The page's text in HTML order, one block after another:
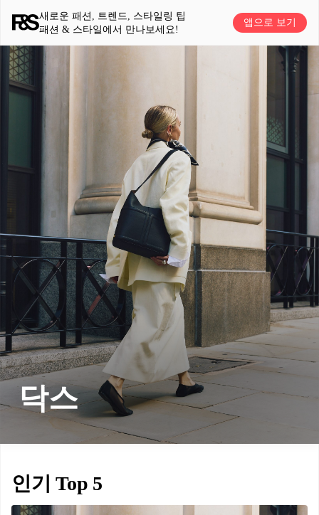
새로운 패션, 트렌드, 스타일링 팁
패션 & 스타일에서 만나보세요!
앱으로 보기
닥스
인기 Top 5